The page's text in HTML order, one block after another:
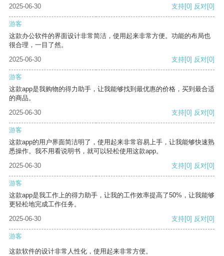
2025-06-30 支持[0] 反对[0]
游客
这款办公软件的界面设计非常简洁，使用起来非常方便。功能的布局也
很合理，一目了然。
2025-06-30
支持[0] 反对[0]
游客
这款app是我购物的得力助手，让我能够找到最优惠的价格，买到最合适
的商品。
2025-06-30
支持[0] 反对[0]
游客
这款app的用户界面简洁明了，使用起来非常容易上手，让我能够快速熟
悉操作。我不用看说明书，就可以轻松使用这款app。
2025-06-30
支持[0] 反对[0]
游客
这款app是我工作上的得力助手，让我的工作效率提高了50%，让我能够
更轻松地完成工作任务。
2025-06-30
支持[0] 反对[0]
游客
这款软件的设计非常人性化，使用起来非常方便。